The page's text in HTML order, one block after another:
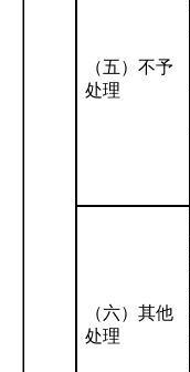
（五）不予
处理
（六）其他
处理